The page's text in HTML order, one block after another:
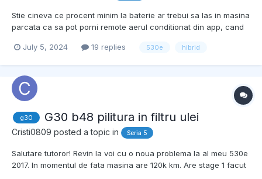
Stie cineva ce procent minim la baterie ar trebui sa las in masina
parcata ca sa pot porni remote aerul conditionat din app, cand
dupa ce ajung, masina va sta in soare 4-5h si cum e
July 5, 2024 19 replies 530e hibrid
g30 G30 b48 pilitura in filtru ulei
Cristi0809 posted a topic in Seria 5
Salutare tutoror! Revin la voi cu o noua problema la al meu 530e
2017. In momentul de fata masina are 120k km. Are stage 1 facut